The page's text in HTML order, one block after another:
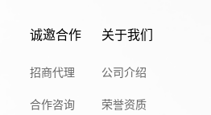
诚邀合作
招商代理
合作咨询
关于我们
公司介绍
荣誉资质